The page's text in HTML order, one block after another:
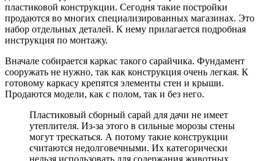
пластиковой конструкции. Сегодня такие постройки
продаются во многих специализированных магазинах. Это
набор отдельных деталей. К нему прилагается подробная
инструкция по монтажу.
Вначале собирается каркас такого сарайчика. Фундамент
сооружать не нужно, так как конструкция очень легкая. К
готовому каркасу крепятся элементы стен и крыши.
Продаются модели, как с полом, так и без него.
Пластиковый сборный сарай для дачи не имеет
утеплителя. Из-за этого в сильные морозы стены
могут трескаться. А потому такие конструкции
считаются недолговечными. Их категорически